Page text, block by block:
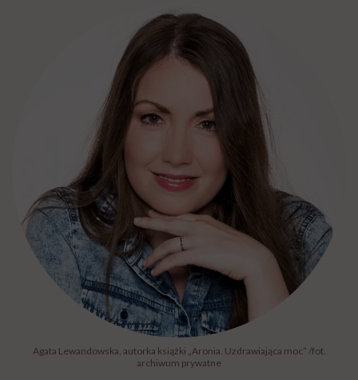
Agata Lewandowska, autorka książki „Aronia. Uzdrawiająca moc” /fot.
archiwum prywatne